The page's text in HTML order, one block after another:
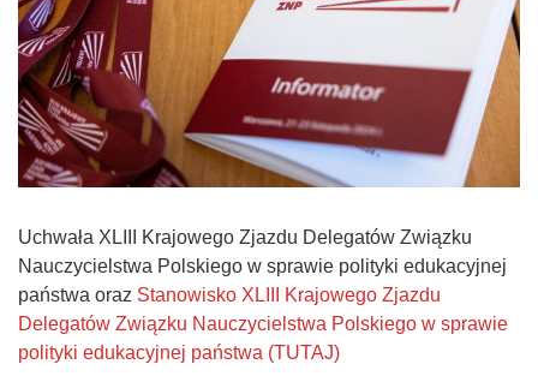
Uchwała XLIII Krajowego Zjazdu Delegatów Związku
Nauczycielstwa Polskiego w sprawie polityki edukacyjnej
państwa oraz Stanowisko XLIII Krajowego Zjazdu
Delegatów Związku Nauczycielstwa Polskiego w sprawie
polityki edukacyjnej państwa (TUTAJ)